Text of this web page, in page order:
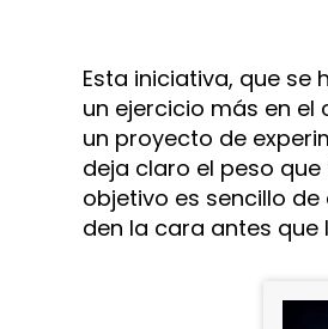
Esta iniciativa, que se
un ejercicio más en el
un proyecto de
deja claro el peso
objetivo es sencillo
den la cara antes que